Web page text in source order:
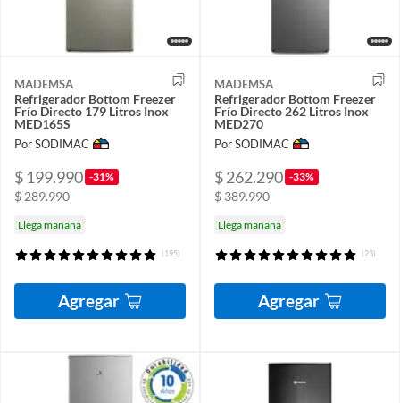
MADEMSA
Refrigerador Bottom Freezer
Frío Directo 179 Litros Inox
MED165S
Por SODIMAC
$ 199.990 -31%
$ 289.990
Llega mañana
(195)
Agregar
MADEMSA
Refrigerador Bottom Freezer
Frío Directo 262 Litros Inox
MED270
Por SODIMAC
$ 262.290 -33%
$ 389.990
Llega mañana
(23)
Agregar